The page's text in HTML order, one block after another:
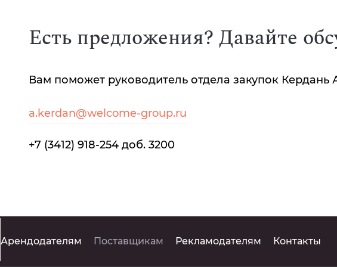
Есть предложения? Давайте
Вам поможет руководитель отдела закупок Кердань
+7 (3412) 918-254 доб. 3200
a.kerdan@welcome-group.ru
Арендодателям Поставщикам Рекламодателям Контакты